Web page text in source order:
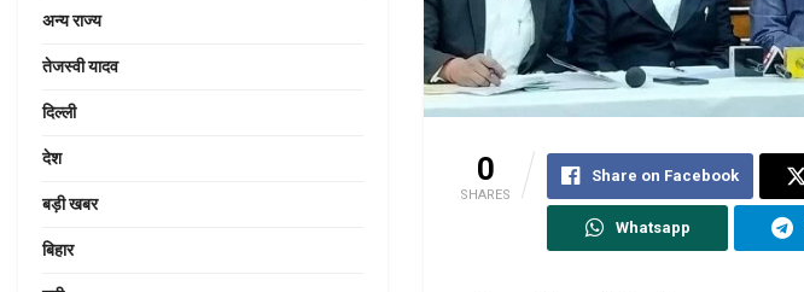
0
SHARES
Share on Facebook
Whatsapp
अन्य राज्य
तेजस्वी यादव
दिल्ली
देश
बड़ी खबर
बिहार